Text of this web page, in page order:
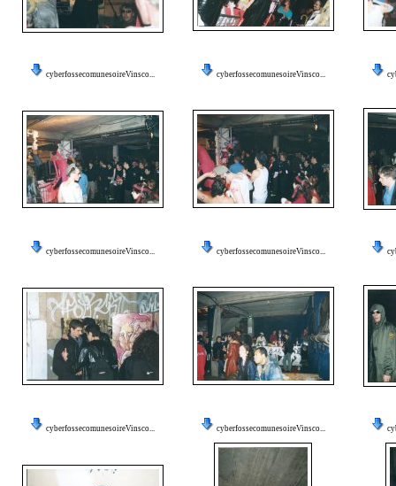
cyberfossecomunesoireVinsco... cyberfossecomunesoireVinsco...
cyberfossecomunesoireVinsco... cyberfossecomunesoireVinsco...
cyberfossecomunesoireVinsco... cyberfossecomunesoireVinsco...